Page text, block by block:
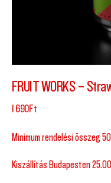
FRUIT WORKS –
1 690Ft
Minimum rendelési összeg
Kiszállítás Budapesten